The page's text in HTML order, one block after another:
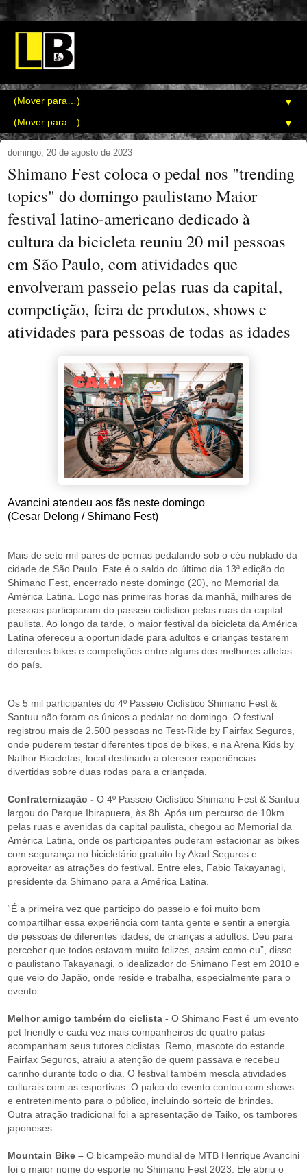
▼
▼
domingo, 20 de agosto de 2023
Shimano Fest coloca o pedal nos "trending
topics" do domingo paulistano Maior
festival latino-americano dedicado à
cultura da bicicleta reuniu 20 mil pessoas
em São Paulo, com atividades que
envolveram passeio pelas ruas da capital,
competição, feira de produtos, shows e
atividades para pessoas de todas as idades
Avancini atendeu aos fãs neste domingo
(Cesar Delong / Shimano Fest)
Mais de sete mil pares de pernas pedalando sob o céu nublado da
cidade de São Paulo. Este é o saldo do último dia 13ª edição do
Shimano Fest, encerrado neste domingo (20), no Memorial da
América Latina. Logo nas primeiras horas da manhã, milhares de
pessoas participaram do passeio ciclístico pelas ruas da capital
paulista. Ao longo da tarde, o maior festival da bicicleta da América
Latina ofereceu a oportunidade para adultos e crianças testarem
diferentes bikes e competições entre alguns dos melhores atletas
do país.
Os 5 mil participantes do 4º Passeio Ciclístico Shimano Fest &
Santuu não foram os únicos a pedalar no domingo. O festival
registrou mais de 2.500 pessoas no Test-Ride by Fairfax Seguros,
onde puderem testar diferentes tipos de bikes, e na Arena Kids by
Nathor Bicicletas, local destinado a oferecer experiências
divertidas sobre duas rodas para a criançada.
Confraternização - O 4º Passeio Ciclístico Shimano Fest & Santuu
largou do Parque Ibirapuera, às 8h. Após um percurso de 10km
pelas ruas e avenidas da capital paulista, chegou ao Memorial da
América Latina, onde os participantes puderam estacionar as bikes
com segurança no bicicletário gratuito by Akad Seguros e
aproveitar as atrações do festival. Entre eles, Fabio Takayanagi,
presidente da Shimano para a América Latina.
“É a primeira vez que participo do passeio e foi muito bom
compartilhar essa experiência com tanta gente e sentir a energia
de pessoas de diferentes idades, de crianças a adultos. Deu para
perceber que todos estavam muito felizes, assim como eu”, disse
o paulistano Takayanagi, o idealizador do Shimano Fest em 2010 e
que veio do Japão, onde reside e trabalha, especialmente para o
evento.
Melhor amigo também do ciclista - O Shimano Fest é um evento
pet friendly e cada vez mais companheiros de quatro patas
acompanham seus tutores ciclistas. Remo, mascote do estande
Fairfax Seguros, atraiu a atenção de quem passava e recebeu
carinho durante todo o dia. O festival também mescla atividades
culturais com as esportivas. O palco do evento contou com shows
e entretenimento para o público, incluindo sorteio de brindes.
Outra atração tradicional foi a apresentação de Taiko, os tambores
japoneses.
Mountain Bike – O bicampeão mundial de MTB Henrique Avancini
foi o maior nome do esporte no Shimano Fest 2023. Ele abriu o